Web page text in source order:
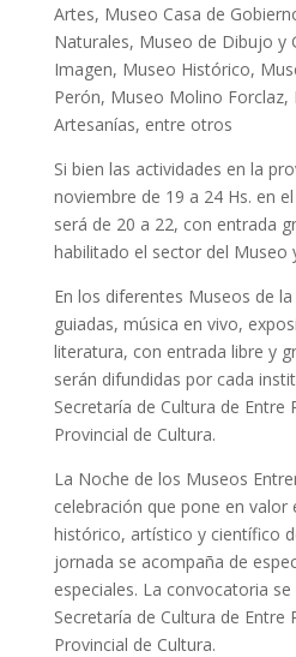
Artes, Museo Casa de
Naturales, Museo de Dibujo y
Imagen, Museo Histórico,
Perón, Museo Molino
Artesanías, entre otros
Si bien las actividades en la
noviembre de 19 a 24 Hs. en
será de 20 a 22, con entrada
habilitado el sector del Museo
En los diferentes Museos de
guiadas, música en vivo,
literatura, con entrada libre y
serán difundidas por cada
Secretaría de Cultura de Entre
Provincial de Cultura.
La Noche de los Museos
celebración que pone en
histórico, artístico y científico
jornada se acompaña de
especiales. La convocatoria
Secretaría de Cultura de Entre
Provincial de Cultura.